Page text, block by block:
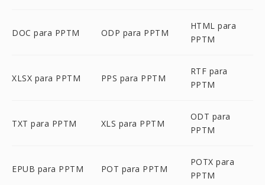
DOC para PPTM ODP para PPTM
HTML para
PPTM
XLSX para PPTM PPS para PPTM
RTF para
PPTM
TXT para PPTM XLS para PPTM
ODT para
PPTM
EPUB para PPTM POT para PPTM
POTX para
PPTM